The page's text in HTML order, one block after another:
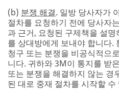
(b) 분쟁 해결. 일방 당사자가
절차를 요청하기 전에 당사자
과 근거, 요청된 구제책을 설
를 상대방에게 보내야 합니다.
청구 또는 분쟁을 비공식적으
니다. 귀하와 3M이 통지를 받
또는 분쟁을 해결하지 않는 경
된 대로 중재 절차를 시작할 수